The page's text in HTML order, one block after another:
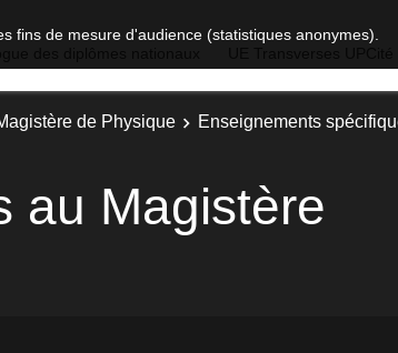
fins de mesure d'audience (statistiques anonymes).
de Physique Enseignements
au Magistère